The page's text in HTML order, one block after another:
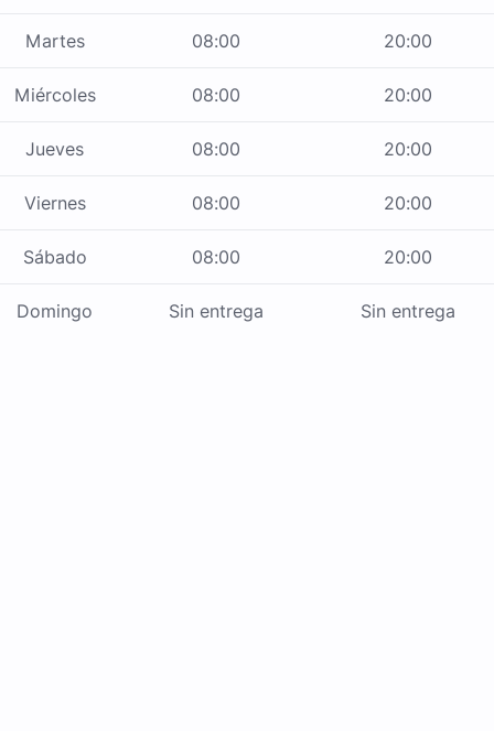
Martes 08:00 20:00
Miércoles 08:00 20:00
Jueves 08:00 20:00
Viernes 08:00 20:00
Sábado 08:00 20:00
Domingo Sin entrega Sin entrega